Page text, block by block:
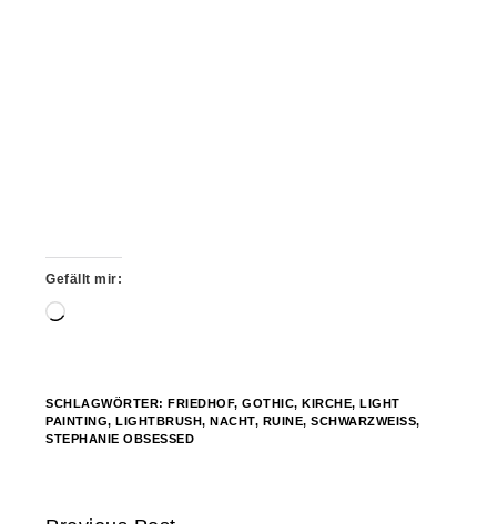
Gefällt mir:
Wird
SCHLAGWÖRTER:FRIEDHOF,GOTHIC,KIRCHE,LIGHT
PAINTING,LIGHTBRUSH,NACHT, RUINE,SCHWARZWEISS
,
STEPHANIE OBSESSED